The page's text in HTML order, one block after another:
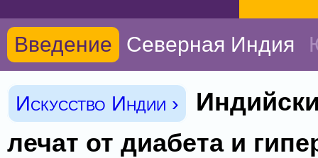
Введение Северная Индия
Искусство Индии ›
лечат от диабета и